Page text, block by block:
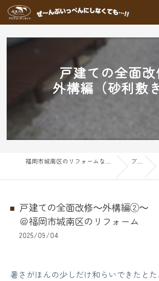
戸建ての全面改
外構編（砂利敷き
ブログ
戸建ての全面改修～外構編②～
＠福岡市城南区のリフォーム
2025/09/04
暑さがほんの少しだけ和らいできたとた